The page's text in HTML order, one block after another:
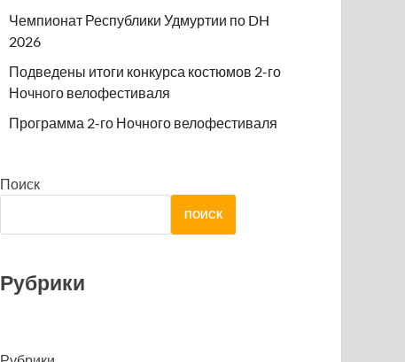
Чемпионат Республики Удмуртии по DH
2026
Подведены итоги конкурса костюмов 2-го
Ночного велофестиваля
Программа 2-го Ночного велофестиваля
Поиск
ПОИСК
Рубрики